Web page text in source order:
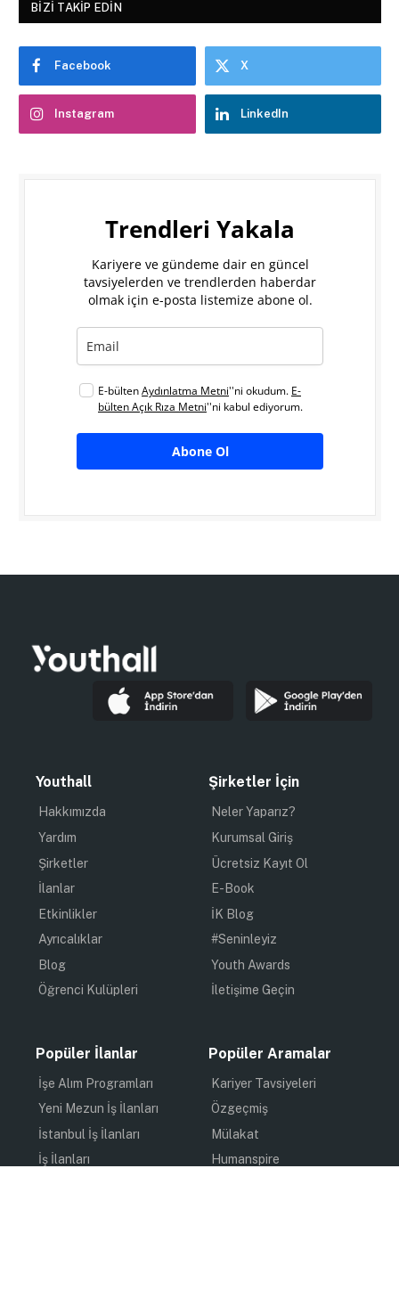
BIZI TAKIP EDIN
Facebook X
Instagram LinkedIn
Trendleri Yakala
Kariyere ve gündeme dair en güncel
tavsiyelerden ve trendlerden haberdar
olmak için e-posta listemize abone ol.
E-bültenAydınlatma Metni''ni okudum. E-
bülten Açık Rıza Metni''ni kabul ediyorum.
Abone Ol
Youthall
Hakkımızda
Yardım
Şirketler
İlanlar
Etkinlikler
Ayrıcalıklar
Blog
Öğrenci Kulüpleri
Şirketler İçin
Neler Yaparız?
Kurumsal Giriş
Ücretsiz Kayıt Ol
E-Book
İK Blog
#Seninleyiz
Youth Awards
İletişime Geçin
Popüler İlanlar
İşe Alım Programları
Yeni Mezun İş İlanları
İstanbul İş İlanları
İş İlanları
Popüler Aramalar
Kariyer Tavsiyeleri
Özgeçmiş
Mülakat
Humanspire